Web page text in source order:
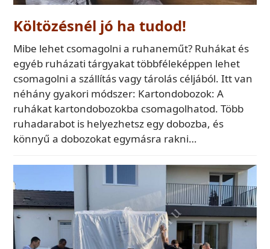
Költözésnél jó ha tudod!
Mibe lehet csomagolni a ruhaneműt? Ruhákat és
egyéb ruházati tárgyakat többféleképpen lehet
csomagolni a szállítás vagy tárolás céljából. Itt van
néhány gyakori módszer: Kartondobozok: A
ruhákat kartondobozokba csomagolhatod. Több
ruhadarabot is helyezhetsz egy dobozba, és
könnyű a dobozokat egymásra rakni…